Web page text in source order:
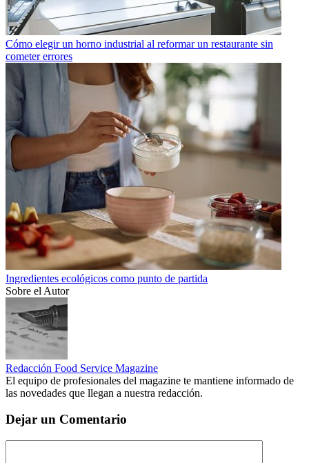
Cómo elegir un horno industrial al reformar un restaurante sin
cometer errores
Ingredientes ecológicos como punto de partida
Sobre el Autor
Redacción Food Service Magazine
El equipo de profesionales del magazine te mantiene informado de
las novedades que llegan a nuestra redacción.
Dejar un Comentario